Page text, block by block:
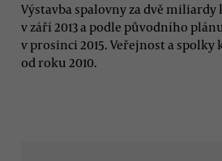
Výstavba spalovny za dvě
v září 2013 a podle původního
v prosinci 2015. Veřejnost a
od roku 2010.